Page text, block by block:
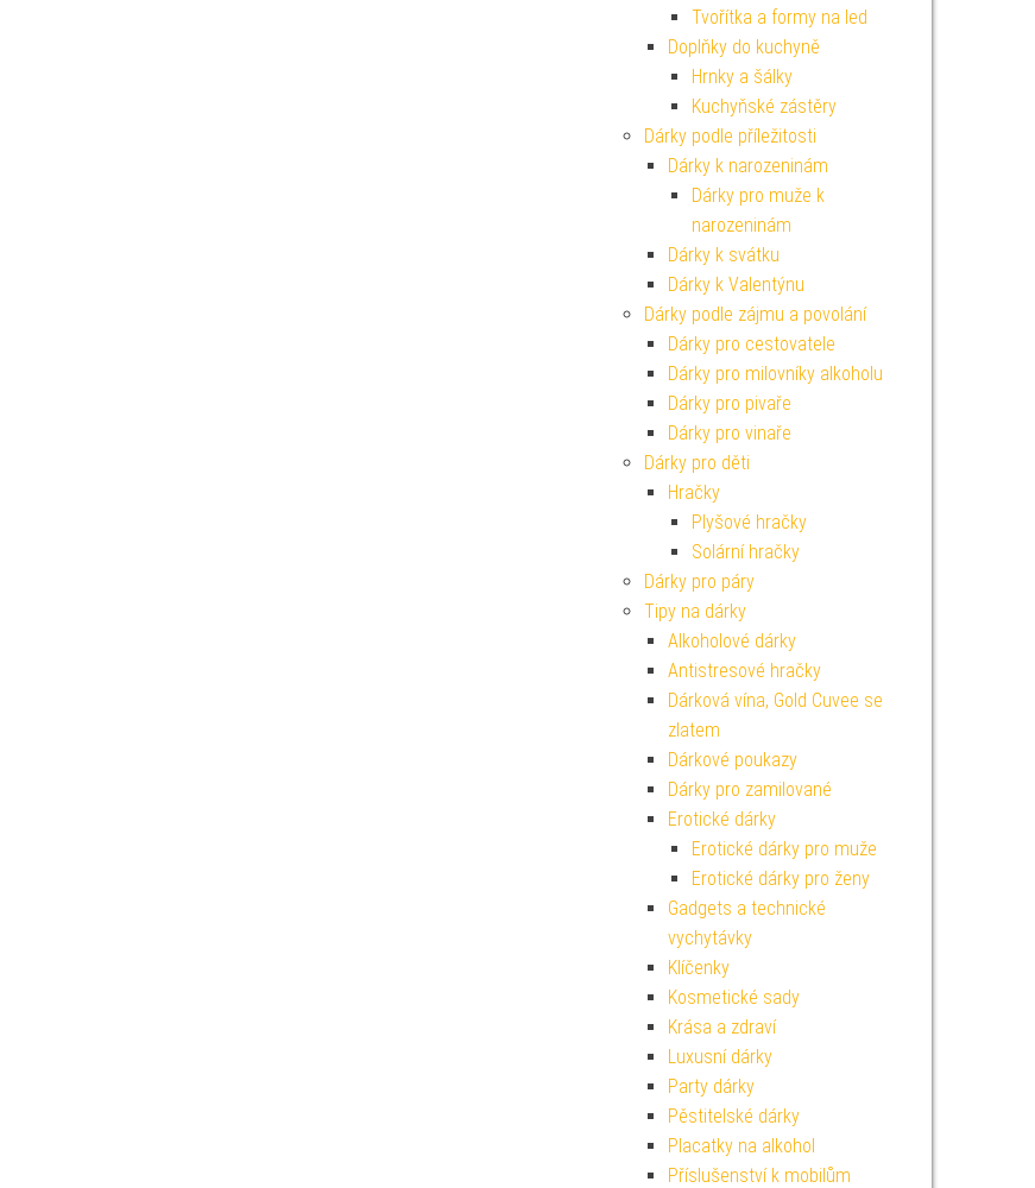
Tvořítka a formy na led
Doplňky do kuchyně
Hrnky a šálky
Kuchyňské zástěry
Dárky podle příležitosti
Dárky k narozeninám
Dárky pro muže k
narozeninám
Dárky k svátku
Dárky k Valentýnu
Dárky podle zájmu a povolání
Dárky pro cestovatele
Dárky pro milovníky alkoholu
Dárky pro pivaře
Dárky pro vinaře
Dárky pro děti
Hračky
Plyšové hračky
Solární hračky
Dárky pro páry
Tipy na dárky
Alkoholové dárky
Antistresové hračky
Dárková vína, Gold Cuvee se
zlatem
Dárkové poukazy
Dárky pro zamilované
Erotické dárky
Erotické dárky pro muže
Erotické dárky pro ženy
Gadgets a technické
vychytávky
Klíčenky
Kosmetické sady
Krása a zdraví
Luxusní dárky
Party dárky
Pěstitelské dárky
Placatky na alkohol
Příslušenství k mobilům